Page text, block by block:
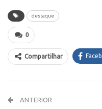
destaque
0
Compartilhar
ANTERIOR